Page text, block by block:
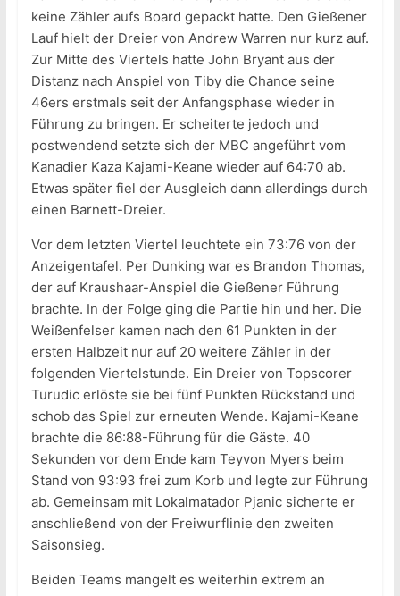
keine Zähler aufs Board gepackt hatte. Den Gießener
Lauf hielt der Dreier von Andrew Warren nur kurz auf.
Zur Mitte des Viertels hatte John Bryant aus der
Distanz nach Anspiel von Tiby die Chance seine
46ers erstmals seit der Anfangsphase wieder in
Führung zu bringen. Er scheiterte jedoch und
postwendend setzte sich der MBC angeführt vom
Kanadier Kaza Kajami-Keane wieder auf 64:70 ab.
Etwas später fiel der Ausgleich dann allerdings durch
einen Barnett-Dreier.
Vor dem letzten Viertel leuchtete ein 73:76 von der
Anzeigentafel. Per Dunking war es Brandon Thomas,
der auf Kraushaar-Anspiel die Gießener Führung
brachte. In der Folge ging die Partie hin und her. Die
Weißenfelser kamen nach den 61 Punkten in der
ersten Halbzeit nur auf 20 weitere Zähler in der
folgenden Viertelstunde. Ein Dreier von Topscorer
Turudic erlöste sie bei fünf Punkten Rückstand und
schob das Spiel zur erneuten Wende. Kajami-Keane
brachte die 86:88-Führung für die Gäste. 40
Sekunden vor dem Ende kam Teyvon Myers beim
Stand von 93:93 frei zum Korb und legte zur Führung
ab. Gemeinsam mit Lokalmatador Pjanic sicherte er
anschließend von der Freiwurflinie den zweiten
Saisonsieg.
Beiden Teams mangelt es weiterhin extrem an